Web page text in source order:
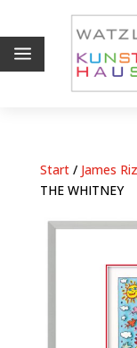
a
Start/ James
THE WHITNEY